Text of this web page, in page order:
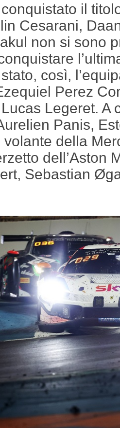
il
Cesarani,
non si sono
così,
Perez
Legeret. A
Panis,
volante della
dell’Aston
Sebastian